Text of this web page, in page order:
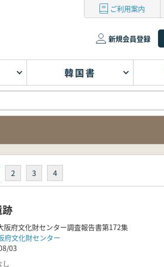
ご利用案内
新規会員登録
韓国書
2 3 4
阪府文化財センター調査報告書第172集
府文化財センター
03
し